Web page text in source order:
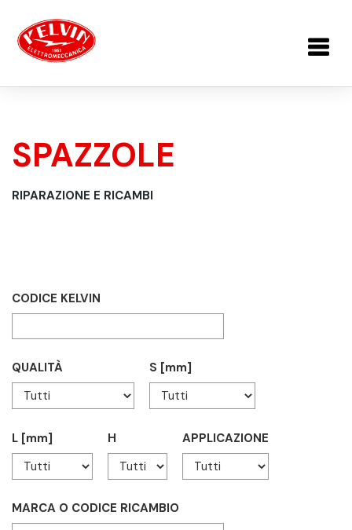
SPAZZOLE
TU SEI QUI
RIPARAZIONE E RICAMBI
CODICE KELVIN
QUALITÀ S [mm]
L [mm] H APPLICAZIONE
MARCA O CODICE RICAMBIO